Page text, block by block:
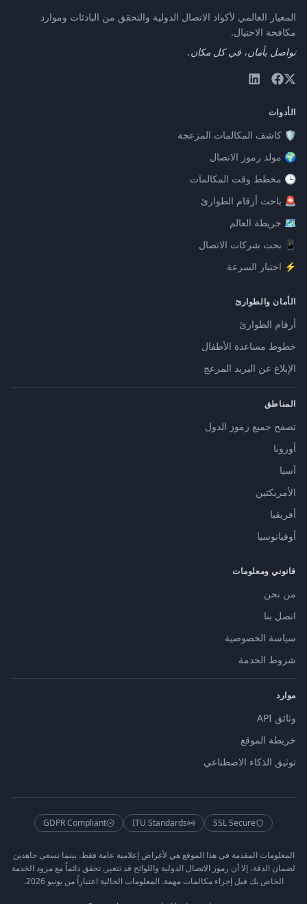
المعيار العالمي لأكواد الاتصال الدولية والتحقق من البادئات وموارد
مكافحة الاحتيال.
تواصل بأمان، في كل مكان.
الأدوات
🛡️ كاشف المكالمات المزعجة
🌍 مولد رموز الاتصال
🕒 مخطط وقت المكالمات
🚨 باحث أرقام الطوارئ
🗺️ خريطة العالم
📱 بحث شركات الاتصال
⚡ اختبار السرعة
الأمان والطوارئ
أرقام الطوارئ
خطوط مساعدة الأطفال
الإبلاغ عن البريد المزعج
المناطق
تصفح جميع رموز الدول
أوروبا
آسيا
الأمريكتين
أفريقيا
أوقيانوسيا
قانوني ومعلومات
من نحن
اتصل بنا
سياسة الخصوصية
شروط الخدمة
موارد
وثائق API
خريطة الموقع
توثيق الذكاء الاصطناعي
SSL Secure
ITU Standards
GDPR Compliant
المعلومات المقدمة في هذا الموقع هي لأغراض إعلامية عامة فقط. بينما نسعى جاهدين
لضمان الدقة، إلا أن رموز الاتصال الدولية واللوائح قد تتغير. تحقق دائماً مع مزود الخدمة
الخاص بك قبل إجراء مكالمات مهمة. المعلومات الحالية اعتباراً من يونيو 2026.